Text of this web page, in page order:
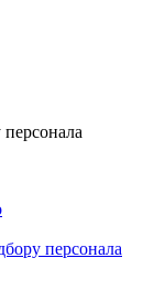
персонала